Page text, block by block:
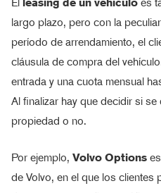
largo plazo, pero con la
período de arrendamiento, el
cláusula de compra del
entrada y una cuota mensual
Al finalizar hay que decidir si se
propiedad o no.
Por ejemplo, Volvo Options
de Volvo, en el que los clientes